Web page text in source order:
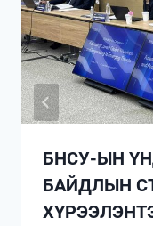
БНСУ-ЫН
БАЙДЛЫН